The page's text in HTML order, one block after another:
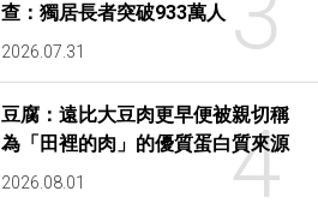
查：獨居長者突破933萬人
2026.07.31
4
豆腐：遠比大豆肉更早便被親切稱
為「田裡的肉」的優質蛋白質來源
2026.08.01